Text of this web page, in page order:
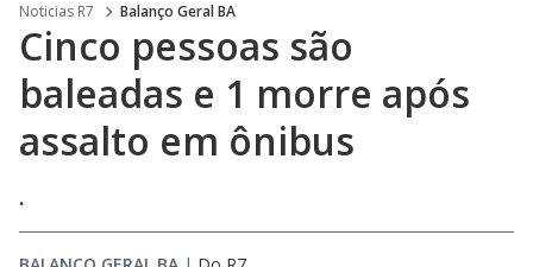
Noticias R7 Balanço Geral BA
Cinco pessoas são
baleadas e 1 morre após
assalto em ônibus
.